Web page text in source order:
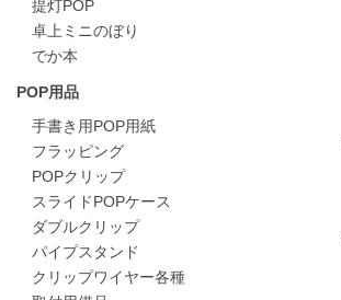
提灯POP
卓上ミニのぼり
でか本
POP用品
手書き用POP用紙
フラッピング
POPクリップ
スライドPOPケース
ダブルクリップ
パイプスタンド
クリップワイヤー各種